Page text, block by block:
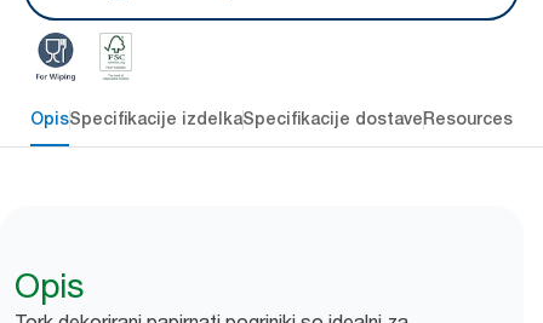
OpisSpecifikacije izdelkaSpecifikacije dostaveResources
Opis